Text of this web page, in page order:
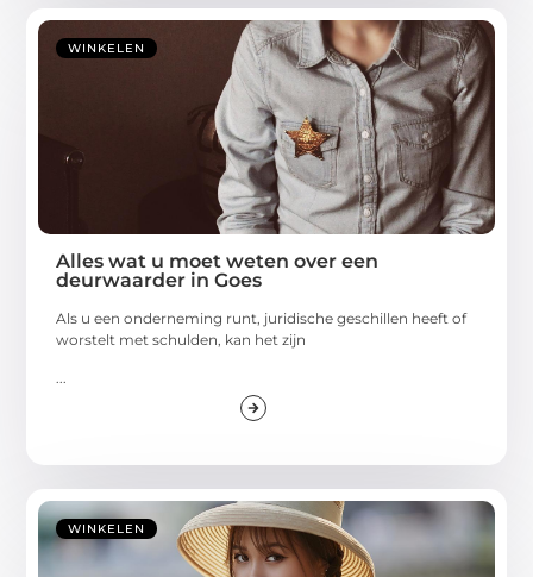
WINKELEN
Alles wat u moet weten over een
deurwaarder in Goes
Als u een onderneming runt, juridische geschillen heeft of
worstelt met schulden, kan het zijn
...
WINKELEN